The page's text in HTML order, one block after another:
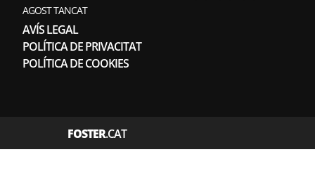
AGOST TANCAT
AVÍS LEGAL
POLÍTICA DE PRIVACITAT
POLÍTICA DE COOKIES
FOSTER.CAT